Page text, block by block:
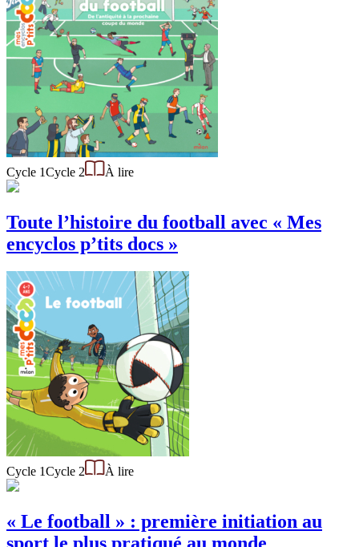
Cycle 1Cycle 2 À lire
Toute l’histoire du football avec « Mes
encyclos p’tits docs »
Cycle 1Cycle 2 À lire
« Le football » : première initiation au
sport le plus pratiqué au monde